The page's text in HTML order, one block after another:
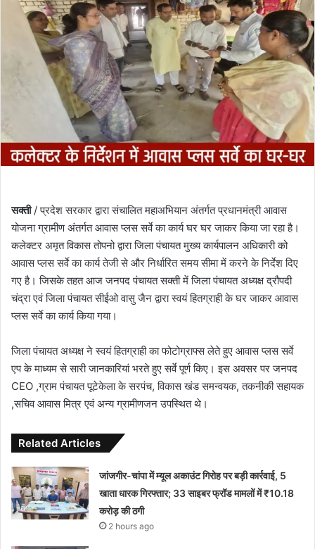
सक्ती/ प्रदेश सरकार द्वारा संचालित महाअभियान अंतर्गत प्रधानमंत्री आवास
योजना ग्रामीण अंतर्गत आवास प्लस सर्वे का कार्य घर घर जाकर किया जा रहा है।
कलेक्टर अमृत विकास तोपनो द्वारा जिला पंचायत मुख्य कार्यपालन अधिकारी को
आवास प्लस सर्वे का कार्य तेजी से और निर्धारित समय सीमा में करने के निर्देश दिए
गए है। जिसके तहत आज जनपद पंचायत सक्ती में जिला पंचायत अध्यक्ष द्रौपदी
चंद्रा एवं जिला पंचायत सीईओ वासु जैन द्वारा स्वयं हितग्राही के घर जाकर आवास
प्लस सर्वे का कार्य किया गया।
जिला पंचायत अध्यक्ष ने स्वयं हितग्राही का फोटोग्राफ्स लेते हुए आवास प्लस सर्वे
एप के माध्यम से सारी जानकारियां भरते हुए सर्वे पूर्ण किए। इस अवसर पर जनपद
CEO ,ग्राम पंचायत पूटेकेला के सरपंच, विकास खंड समन्वयक, तकनीकी सहायक
,सचिव आवास मित्र एवं अन्य ग्रामीणजन उपस्थित थे।
Related Articles
जांजगीर-चांपा में म्यूल अकाउंट गिरोह पर बड़ी कार्रवाई, 5
खाता धारक गिरफ्तार; 33 साइबर फ्रॉड मामलों में ₹10.18
करोड़ की ठगी
2 hours ago